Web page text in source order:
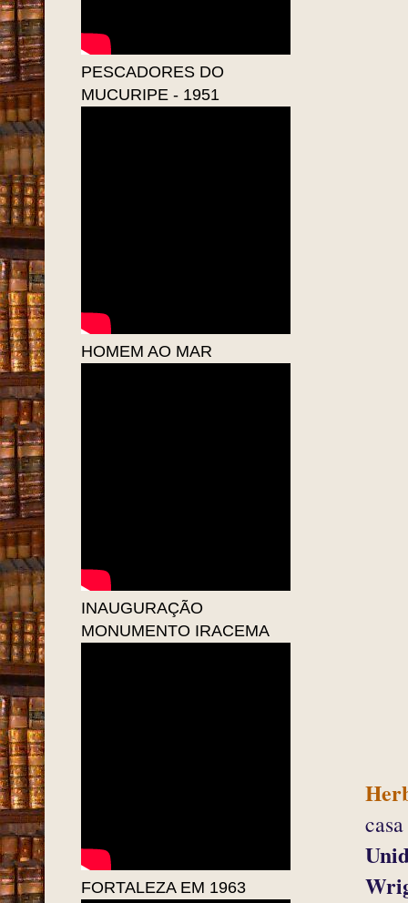
PESCADORES DO
MUCURIPE - 1951
HOMEM AO MAR
INAUGURAÇÃO
MONUMENTO IRACEMA
FORTALEZA EM 1963